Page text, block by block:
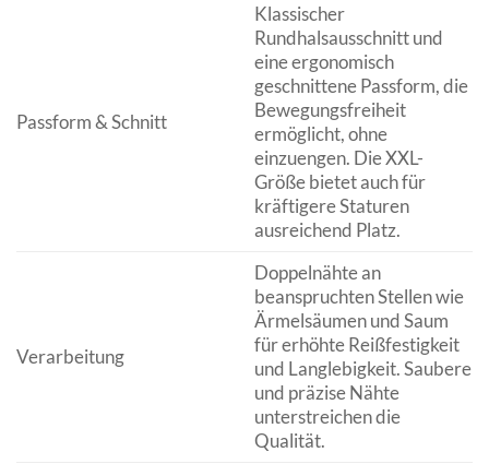
Passform & Schnitt
Klassischer
Rundhalsausschnitt und
eine ergonomisch
geschnittene Passform, die
Bewegungsfreiheit
ermöglicht, ohne
einzuengen. Die XXL-
Größe bietet auch für
kräftigere Staturen
ausreichend Platz.
Verarbeitung
Doppelnähte an
beanspruchten Stellen wie
Ärmelsäumen und Saum
für erhöhte Reißfestigkeit
und Langlebigkeit. Saubere
und präzise Nähte
unterstreichen die
Qualität.